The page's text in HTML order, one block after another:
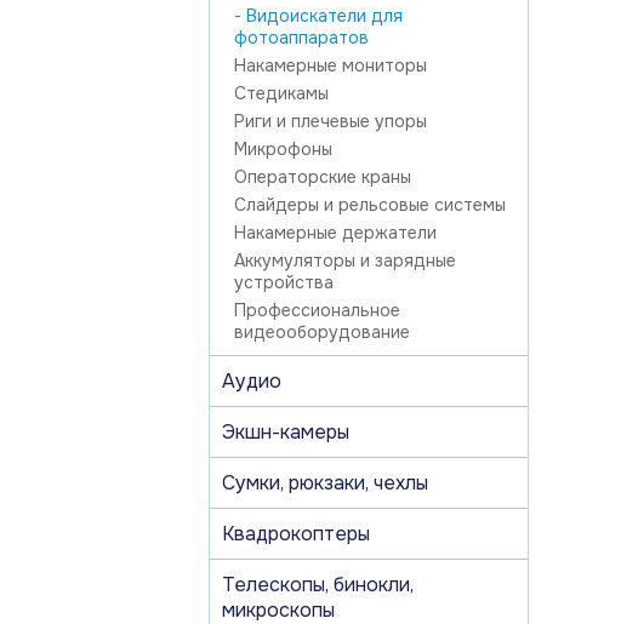
- Видоискатели для
фотоаппаратов
Накамерные мониторы
Стедикамы
Риги и плечевые упоры
Микрофоны
Операторские краны
Слайдеры и рельсовые системы
Накамерные держатели
Аккумуляторы и зарядные
устройства
Профессиональное
видеооборудование
Аудио
Экшн-камеры
Сумки, рюкзаки, чехлы
Квадрокоптеры
Телескопы, бинокли,
микроскопы